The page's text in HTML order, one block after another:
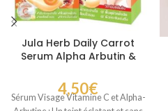
Jula Herb Daily Carrot
Serum Alpha Arbutin &
4,50€
Sérum Visage Vitamine C et Alpha-